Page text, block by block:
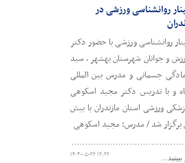
روانشناسی ورزشی در
روانشناسی ورزشی با حضور دکتر
و جوانان شهرستان بهشهر ، سید
جسمانی و مدرس بین المللی
و با تدریس دکتر مجید اسکوهی
ورزشی استان مازندران با بیش
۱۴۰۳-۰۵-۲۶ ۱۲:۲۶